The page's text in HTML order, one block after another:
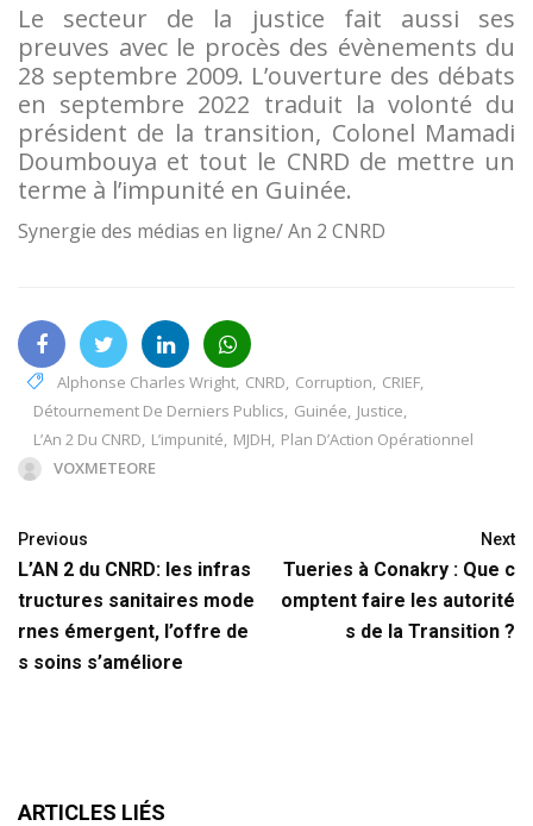
Le secteur de la justice fait aussi ses
preuves avec le procès des évènements du
28 septembre 2009. L’ouverture des débats
en septembre 2022 traduit la volonté du
président de la transition, Colonel Mamadi
Doumbouya et tout le CNRD de mettre un
terme à l’impunité en Guinée.
Synergie des médias en ligne/ An 2 CNRD
Alphonse Charles Wright, CNRD, Corruption, CRIEF,
Détournement De Derniers Publics, Guinée, Justice,
L’An 2 Du CNRD, L’impunité, MJDH, Plan D’Action Opérationnel
VOXMETEORE
Previous
L’AN 2 du CNRD: les infras
tructures sanitaires mode
rnes émergent, l’offre de
s soins s’améliore
Next
Tueries à Conakry : Que c
omptent faire les autorité
s de la Transition ?
ARTICLES LIÉS